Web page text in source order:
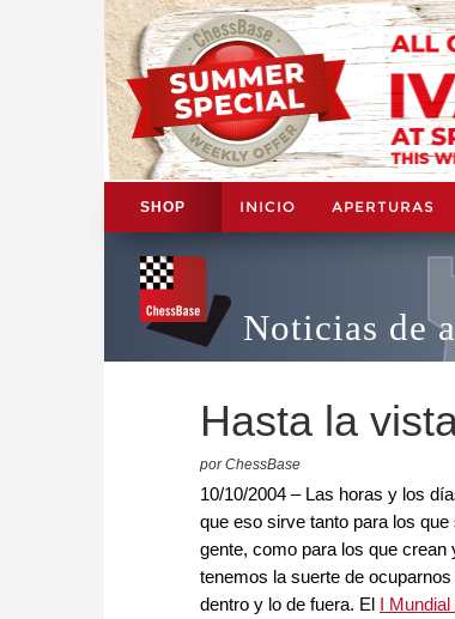
SHOP INICIO APERTURAS
Noticias de
Hasta la
por ChessBase
10/10/2004 – Las horas y los
que eso sirve tanto para los
gente, como para los que
tenemos la suerte de
dentro y lo de fuera. El I